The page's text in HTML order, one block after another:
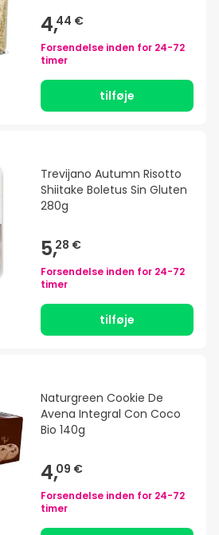
4,44 €
Forsendelse inden for 24-72
timer
tilføje
Trevijano Autumn Risotto
Shiitake Boletus Sin Gluten
280g
5,28 €
Forsendelse inden for 24-72
timer
tilføje
Naturgreen Cookie De
Avena Integral Con Coco
Bio 140g
4,09 €
Forsendelse inden for 24-72
timer